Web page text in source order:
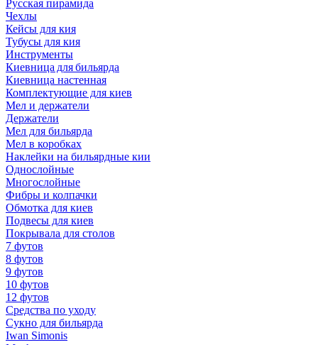
Русская пирамида
Чехлы
Кейсы для кия
Тубусы для кия
Инструменты
Киевница для бильярда
Киевница настенная
Комплектующие для киев
Мел и держатели
Держатели
Мел для бильярда
Мел в коробках
Наклейки на бильярдные кии
Однослойные
Многослойные
Фибры и колпачки
Обмотка для киев
Подвесы для киев
Покрывала для столов
7 футов
8 футов
9 футов
10 футов
12 футов
Средства по уходу
Сукно для бильярда
Iwan Simonis